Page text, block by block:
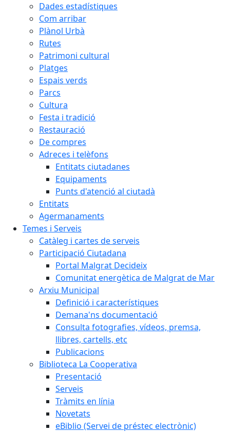
Dades estadístiques
Com arribar
Plànol Urbà
Rutes
Patrimoni cultural
Platges
Espais verds
Parcs
Cultura
Festa i tradició
Restauració
De compres
Adreces i telèfons
Entitats ciutadanes
Equipaments
Punts d'atenció al ciutadà
Entitats
Agermanaments
Temes i Serveis
Catàleg i cartes de serveis
Participació Ciutadana
Portal Malgrat Decideix
Comunitat energètica de Malgrat de Mar
Arxiu Municipal
Definició i característiques
Demana'ns documentació
Consulta fotografies, vídeos, premsa,
llibres, cartells, etc
Publicacions
Biblioteca La Cooperativa
Presentació
Serveis
Tràmits en línia
Novetats
eBiblio (Servei de préstec electrònic)